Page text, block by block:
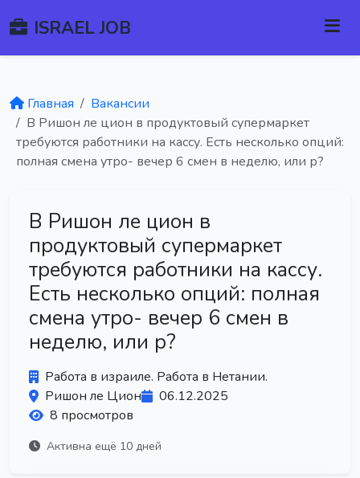
ISRAEL JOB
Главная
Вакансии
В Ришон ле цион в продуктовый супермаркет
требуются работники на кассу. Есть несколько опций:
полная смена утро- вечер 6 смен в неделю, или р?
В Ришон ле цион в
продуктовый супермаркет
требуются работники на кассу.
Есть несколько опций: полная
смена утро- вечер 6 смен в
неделю, или р?
Работа в израиле. Работа в Нетании.
Ришон ле Цион
06.12.2025
8 просмотров
Активна ещё 10 дней